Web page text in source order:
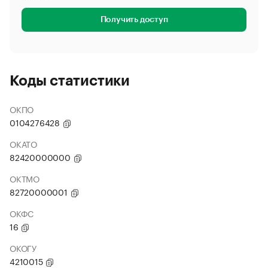
Получить доступ
Коды статистики
ОКПО
0104276428
ОКАТО
82420000000
ОКТМО
82720000001
ОКФС
16
ОКОГУ
4210015